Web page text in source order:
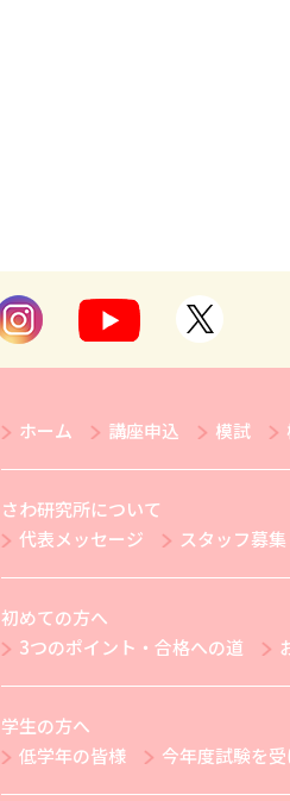
ホーム 講座申込 模試
さわ研究所について
代表メッセージ
スタッフ募集
初めての方へ
3つのポイント・合格への道
学生の方へ
低学年の皆様
今年度試験を